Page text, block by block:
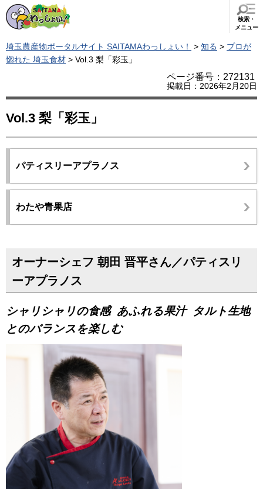
検索・
メニュー
埼玉農産物ポータルサイト SAITAMAわっしょい！ > 知る > プロが
惚れた 埼玉食材 > Vol.3 梨「彩玉」
ページ番号：272131
掲載日：2026年2月20日
Vol.3 梨「彩玉」
パティスリーアプラノス
わたや青果店
オーナーシェフ 朝田 晋平さん／パティスリ
ーアプラノス
シャリシャリの食感 あふれる果汁 タルト生地
とのバランスを楽しむ